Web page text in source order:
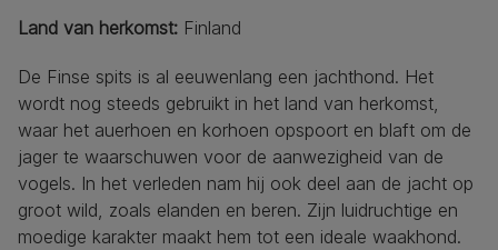
Land van herkomst: Finland
De Finse spits is al eeuwenlang een jachthond. Het
wordt nog steeds gebruikt in het land van herkomst,
waar het auerhoen en korhoen opspoort en blaft om de
jager te waarschuwen voor de aanwezigheid van de
vogels. In het verleden nam hij ook deel aan de jacht op
groot wild, zoals elanden en beren. Zijn luidruchtige en
moedige karakter maakt hem tot een ideale waakhond.